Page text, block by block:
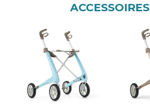
ACCESSOIRES